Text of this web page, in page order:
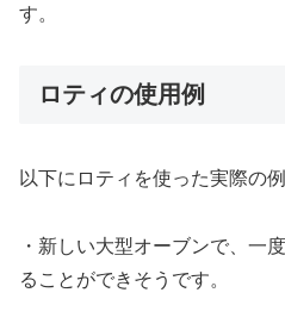
す。
ロティの使用例
以下にロティを使った実際の
・新しい大型オーブンで、一
ることができそうです。